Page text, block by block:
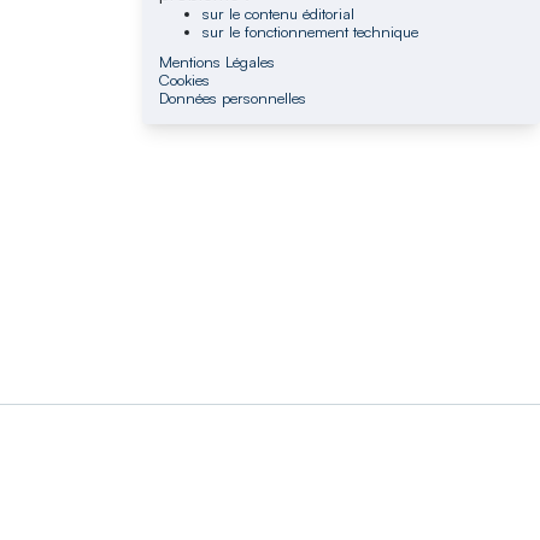
sur le contenu éditorial
sur le fonctionnement technique
Mentions Légales
Cookies
Données personnelles